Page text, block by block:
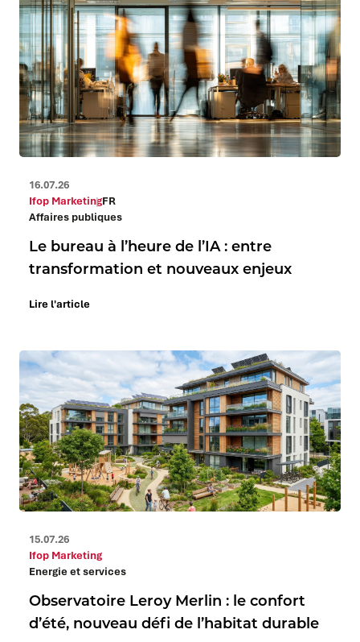
16.07.26
Ifop MarketingFR
Affaires publiques
Le bureau à l’heure de l’IA : entre
transformation et nouveaux enjeux
Lire l'article
15.07.26
Ifop Marketing
Energie et services
Observatoire Leroy Merlin : le confort
d’été, nouveau défi de l’habitat durable